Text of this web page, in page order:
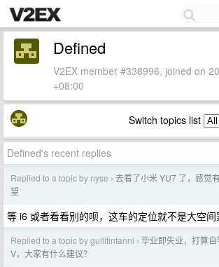
Defined
V2EX member #338996, joined on
+08:00
Switch topics list
Defined's recent replies
Replied to a topic by nyse › 去看了小米 YU7 了，感觉
望
等 i6 或者看看别的呗，这车的定位就不是大空
Replied to a topic by gullitintanni › 毕业即失业，打算
V，大家有什么建议？